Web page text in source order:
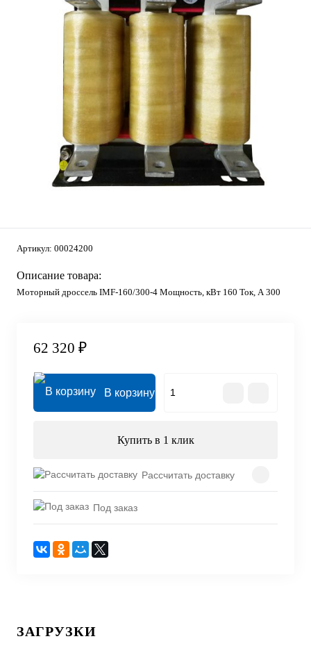
Артикул: 00024200
Описание товара:
Моторный дроссель IMF-160/300-4 Мощность, кВт 160 Ток, А 300
62 320 ₽
В корзину
Купить в 1 клик
Рассчитать доставку
Под заказ
ЗАГРУЗКИ